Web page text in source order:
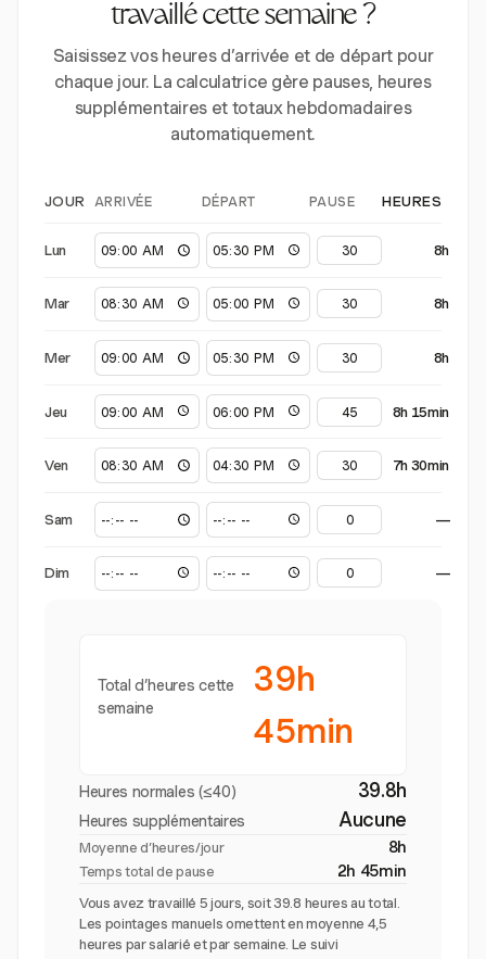
travaillé cette semaine ?
Saisissez vos heures d’arrivée et de départ pour
chaque jour. La calculatrice gère pauses, heures
supplémentaires et totaux hebdomadaires
automatiquement.
JOUR ARRIVÉE DÉPART PAUSE HEURES
Lun 8h
Mar 8h
Mer 8h
Jeu 8h 15min
Ven 7h 30min
Sam —
Dim —
Total d’heures cette
semaine
39h
45min
Heures normales (≤40) 39.8h
Heures supplémentaires Aucune
Moyenne d’heures/jour 8h
Temps total de pause 2h 45min
Vous avez travaillé 5 jours, soit 39.8 heures au total.
Les pointages manuels omettent en moyenne 4,5
heures par salarié et par semaine. Le suivi